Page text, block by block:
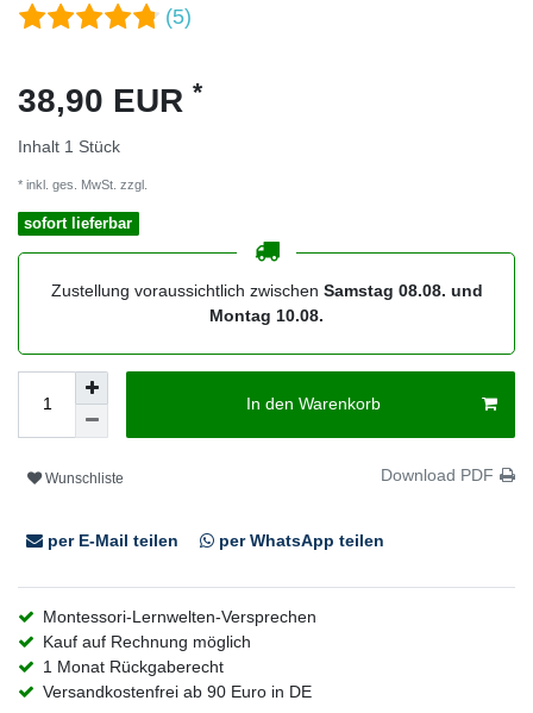
(5)
38,90 EUR *
Inhalt 1 Stück
* inkl. ges. MwSt. zzgl.
sofort lieferbar
Zustellung voraussichtlich zwischen Samstag 08.08. und
Montag 10.08.
In den Warenkorb
Wunschliste Download PDF
per E-Mail teilen per WhatsApp teilen
Montessori-Lernwelten-Versprechen
Kauf auf Rechnung möglich
1 Monat Rückgaberecht
Versandkostenfrei ab 90 Euro in DE